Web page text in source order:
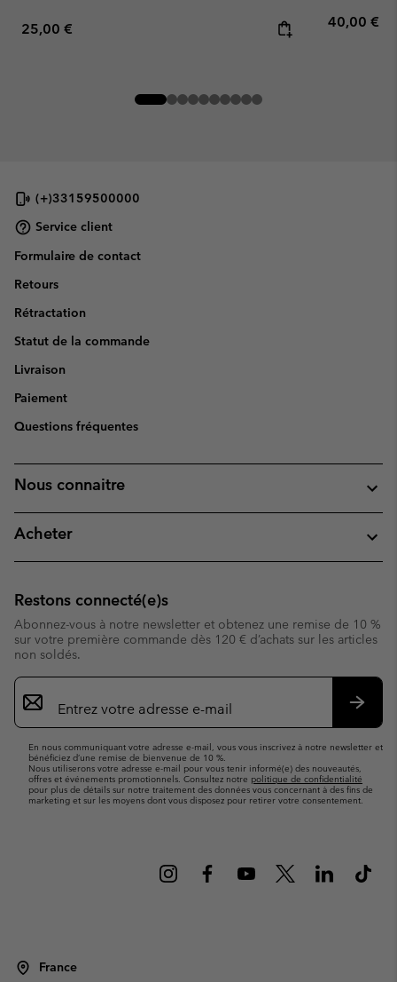
Regular price:
25,00 € Regular
40,00 €
(+)33159500000
Service client
Formulaire de contact
Retours
Rétractation
Statut de la commande
Livraison
Paiement
Questions fréquentes
Nous connaitre
Acheter
Restons connecté(e)s
Abonnez-vous à notre newsletter et obtenez une remise de 10 %
sur votre première commande dès 120 € d’achats sur les articles
non soldés.
Inscription
par
e-
En nous communiquant votre adresse e-mail, vous vous inscrivez à notre newsletter et
bénéficiez d’une remise de bienvenue de 10 %.
Nous utiliserons votre adresse e-mail pour vous tenir informé(e) des nouveautés,
offres et événements promotionnels. Consultez notre politique de confidentialité
pour plus de détails sur notre traitement des données vous concernant à des fins de
marketing et sur les moyens dont vous disposez pour retirer votre consentement.
France